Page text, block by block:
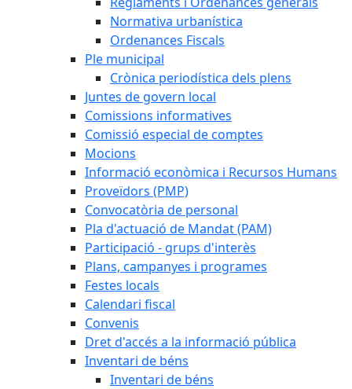
Normativa urbanística
Ordenances Fiscals
Ple municipal
Crònica periodística dels plens
Juntes de govern local
Comissions informatives
Comissió especial de comptes
Mocions
Informació econòmica i Recursos Humans
Proveïdors (PMP)
Convocatòria de personal
Pla d'actuació de Mandat (PAM)
Participació - grups d'interès
Plans, campanyes i programes
Festes locals
Calendari fiscal
Convenis
Dret d'accés a la informació pública
Inventari de béns
Inventari de béns